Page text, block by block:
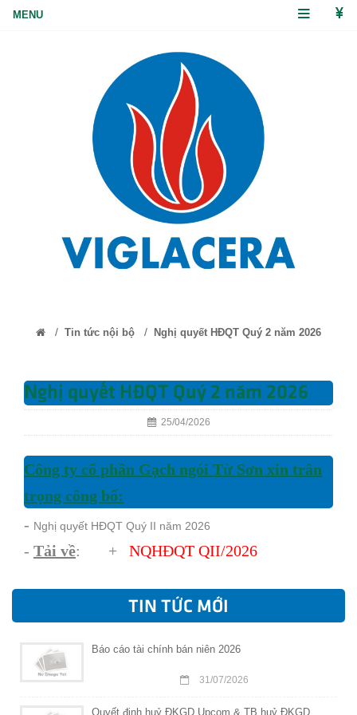
/ Tin tức nội bộ / Nghị quyết HĐQT Quý 2 năm 2026
Nghị quyết HĐQT Quý 2 năm 2026
25/04/2026
Công ty cổ phần Gạch ngói Từ Sơn xin trân
trọng công bố:
- Nghị quyết HĐQT Quý II năm 2026
- Tải về: + NQHĐQT QII/2026
TIN TỨC MỚI
Báo cáo tài chính bán niên 2026
31/07/2026
Quyết định huỷ ĐKGD Upcom & TB huỷ ĐKGD